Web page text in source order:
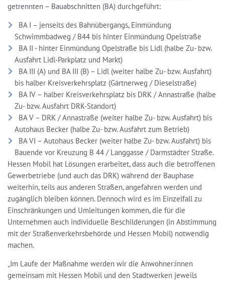
getrennten – Bauabschnitten (BA) durchgeführt:
BA I – jenseits des Bahnübergangs, Einmündung
Schwimmbadweg / B44 bis hinter Einmündung Opelstraße
BA II - hinter Einmündung Opelstraße bis Lidl (halbe Zu- bzw.
Ausfahrt Lidl-Parkplatz und Markt)
BA III (A) und BA III (B) – Lidl (weiter halbe Zu- bzw. Ausfahrt)
bis halber Kreisverkehrsplatz (Gärtnerweg / Dieselstraße)
BA IV – halber Kreisverkehrsplatz bis DRK / Annastraße (halbe
Zu- bzw. Ausfahrt DRK-Standort)
BA V – DRK / Annastraße (weiter halbe Zu- bzw. Ausfahrt) bis
Autohaus Becker (halbe Zu- bzw. Ausfahrt zum Betrieb)
BA VI – Autohaus Becker (weiter halbe Zu- bzw. Ausfahrt) bis
Bauende vor Kreuzung B 44 / Langgasse / Darmstädter Straße.
Hessen Mobil hat Lösungen erarbeitet, dass auch die betroffenen
Gewerbetriebe (und auch das DRK) während der Bauphase
weiterhin, teils aus anderen Straßen, angefahren werden und
zugänglich bleiben können. Dennoch wird es im Einzelfall zu
Einschränkungen und Umleitungen kommen, die für die
Unternehmen auch individuelle Beschilderungen (in Abstimmung
mit der Straßenverkehrsbehörde und Hessen Mobil) notwendig
machen.
„Im Laufe der Maßnahme werden wir die Anwohner:innen
gemeinsam mit Hessen Mobil und den Stadtwerken jeweils